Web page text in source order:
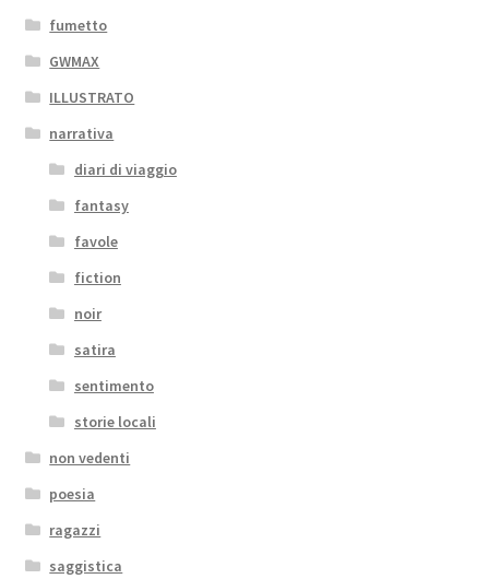
fumetto
GWMAX
ILLUSTRATO
narrativa
diari di viaggio
fantasy
favole
fiction
noir
satira
sentimento
storie locali
non vedenti
poesia
ragazzi
saggistica